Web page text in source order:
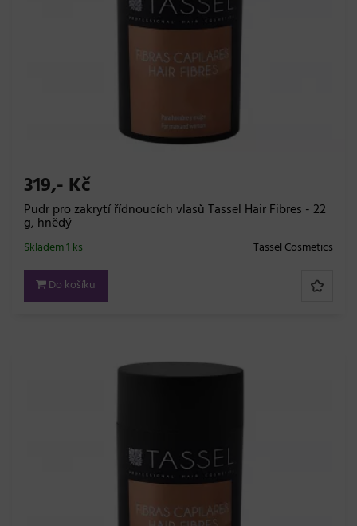
319,- Kč
Pudr pro zakrytí řídnoucích vlasů Tassel Hair Fibres - 22
g, hnědý
Tassel Cosmetics
Skladem 1 ks
Do košíku